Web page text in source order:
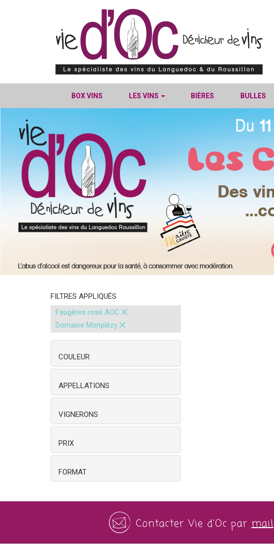
BOX VINS LES VINS BIÈRES BULLES
FILTRES APPLIQUÉS
Faugères rosé AOC ×
Domaine Monplézy ×
COULEUR
APPELLATIONS
VIGNERONS
PRIX
FORMAT
Contacter Vie d'Oc parmail